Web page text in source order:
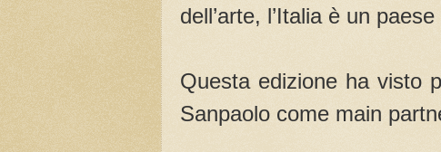
dell’arte, l’Italia è un
Questa edizione ha visto
Sanpaolo come main